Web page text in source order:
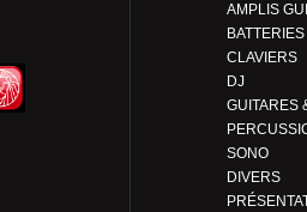
AMPLIS
BATTERIES
CLAVIERS
DJ
SONO
DIVERS